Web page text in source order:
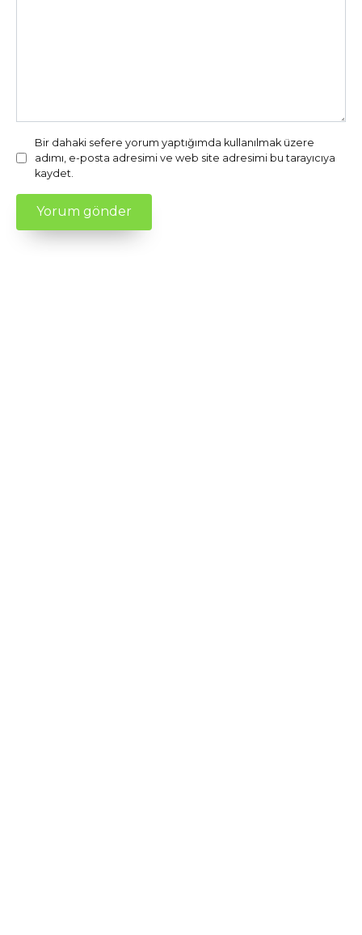
Bir dahaki sefere yorum yaptığımda kullanılmak üzere
adımı, e-posta adresimi ve web site adresimi bu tarayıcıya
kaydet.